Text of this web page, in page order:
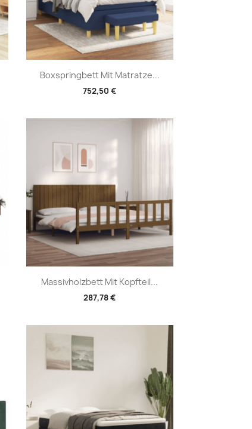
Boxspringbett Mit Matratze...
752,50 €
Vorschau
Massivholzbett Mit Kopfteil...
287,78 €
Vorschau